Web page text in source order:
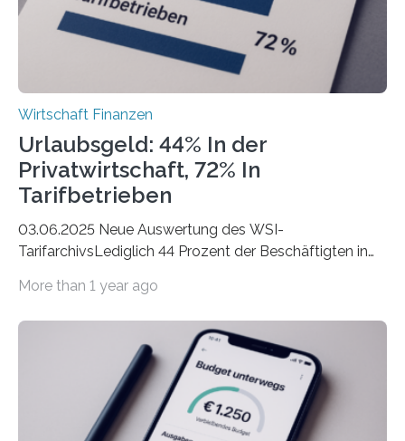
Wirtschaft Finanzen
Urlaubsgeld: 44% In der
Privatwirtschaft, 72% In
Tarifbetrieben
03.06.2025 Neue Auswertung des WSI-
TarifarchivsLediglich 44 Prozent der Beschäftigten in
tarifgebundenen Betrieben ist der Anteil mit 72 Prozent
Unterkünfte fast überall deutlich teurer geworden. Für
viele Beschäftigte ist deshalb das zumeist im Juni oder
Juli ausgezahlte Urlaubsgeld ein wichtiger Faktor, um
sich den wohlverdienten Jahresurlaub leisten zu
können. Allerdings erhält mit 44 Prozent noch nicht
More than 1 year ago